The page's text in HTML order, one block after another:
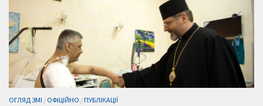
ОГЛЯД ЗМІ / ОФІЦІЙНО /ПУБЛІКАЦІЇ